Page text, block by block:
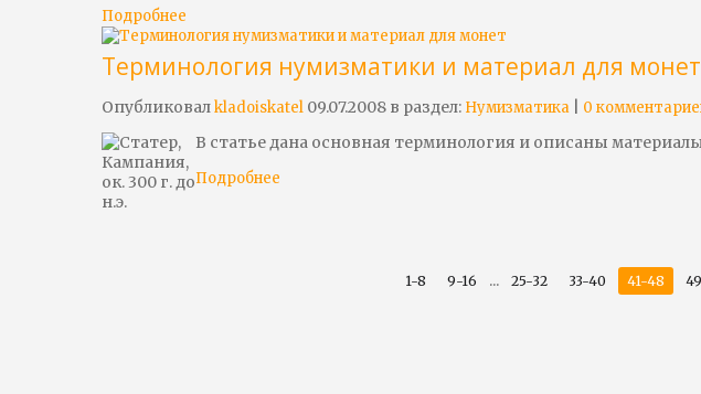
Подробнее
Терминология нумизматики и материал для монет
Опубликовалkladoiskatel 09.07.2008 в раздел: Нумизматика 0
В статье дана основная терминология и описаны
Подробнее
1-8 9-16 ... 25-32 33-40 41-48